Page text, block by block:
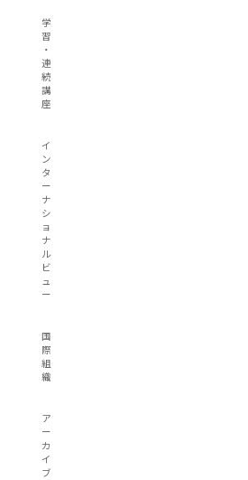
学
習
・
連
続
講
座
イ
ン
タ
ー
ナ
シ
ョ
ナ
ル
ビ
ュ
ー
国
際
組
織
ア
ー
カ
イ
ブ